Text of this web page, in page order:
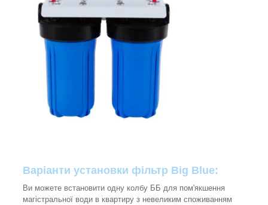
Варіанти установки фільтр Big Blue:
Ви можете встановити одну колбу ББ для пом'якшення
магістральної води в квартиру з невеликим споживанням